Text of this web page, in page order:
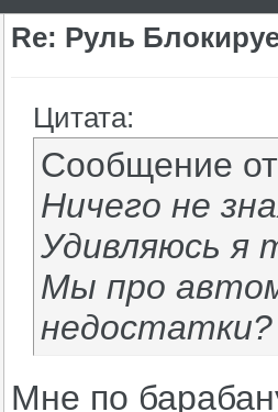
Re: Руль
Цитата:
Сообщение
Ничего не
Удивляюсь я
Мы про
недостатки?
Мне по